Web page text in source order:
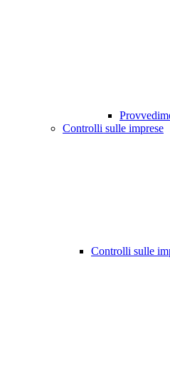
Controlli sulle imprese
Controlli sulle